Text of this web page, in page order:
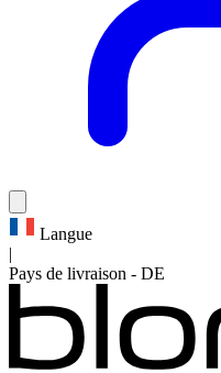
Langue
|
Pays de livraison - DE